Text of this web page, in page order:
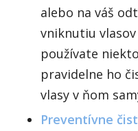
alebo na váš
vniknutiu
používate
pravidelne ho
vlasy v ňom
Preventívne